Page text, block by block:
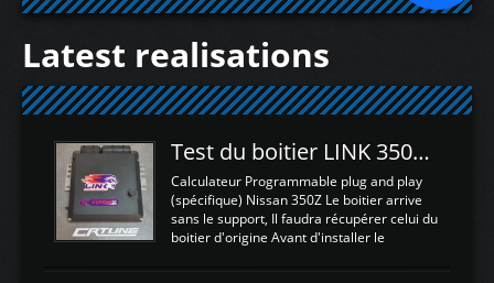
Latest realisations
Test du boitier LINK 350Z Plugin ECU
Calculateur Programmable plug and play
(spécifique) Nissan 350Z Le boitier arrive
sans le support, Il faudra récupérer celui du
boitier d'origine Avant d'installer le